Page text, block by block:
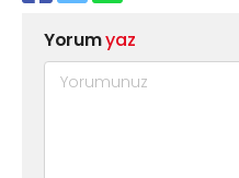
Yorumyaz